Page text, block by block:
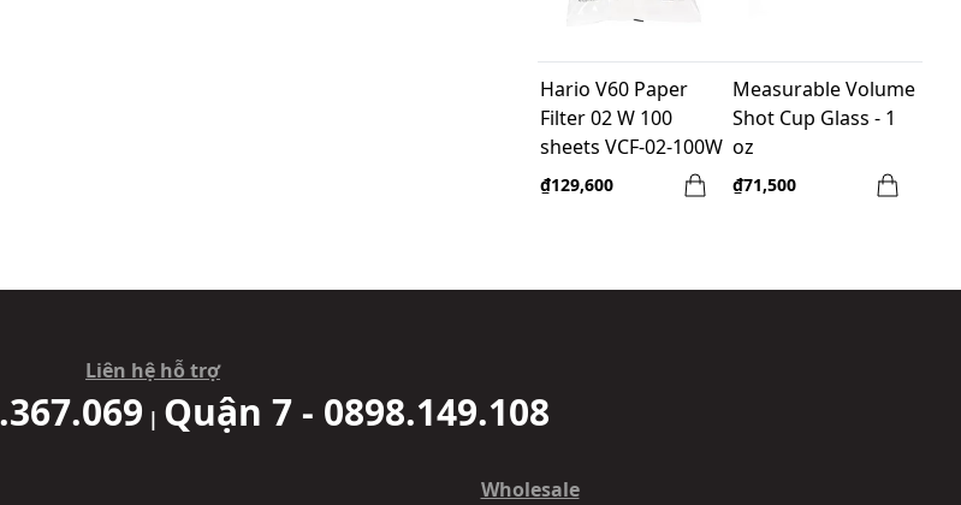
Hario V60 Paper
Filter 02 W 100
sheets VCF-02-100W
₫129,600
Measurable Volume
Shot Cup Glass - 1
oz
₫71,500
Liên hệ hỗ trợ
| Quận 7 - 0898.149.108
Wholesale